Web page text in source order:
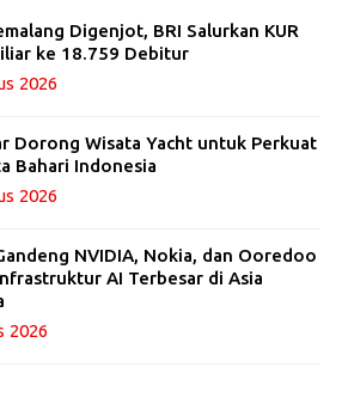
Digenjot, BRI Salurkan KUR
ke 18.759 Debitur
2026
Dorong Wisata Yacht untuk Perkuat
Bahari Indonesia
2026
NVIDIA, Nokia, dan Ooredoo
AI Terbesar di Asia
2026